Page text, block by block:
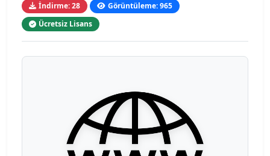
İndirme: 28
Görüntüleme: 965
Ücretsiz Lisans